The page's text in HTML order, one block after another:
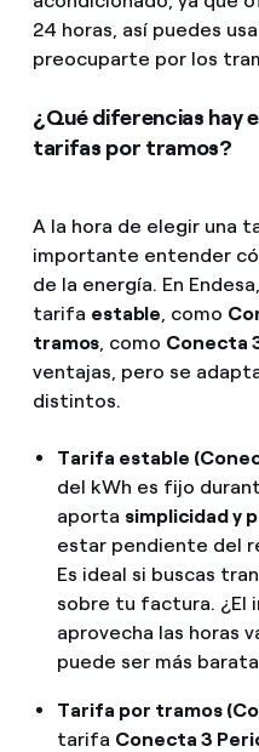
24 horas, así puedes
preocuparte por los
¿Qué diferencias hay
tarifas por tramos?
A la hora de elegir una
importante entender
de la energía. En
tarifa estable , como
tramos , como Conecta
ventajas, pero se
distintos.
Tarifa estable
del kWh es fijo
aporta simplicidad y
estar pendiente del
Es ideal si buscas
sobre tu factura. ¿El
aprovecha las horas
puede ser más
Tarifa por tramos
tarifa Conecta 3